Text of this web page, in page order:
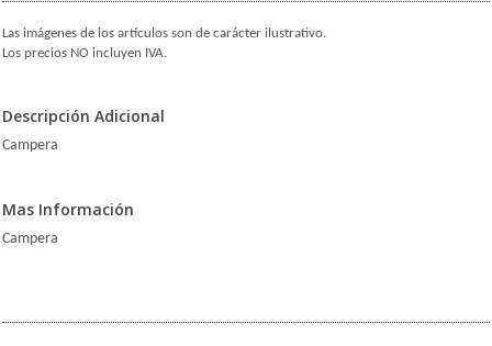
Las imágenes de los artículos son de carácter ilustrativo.
Los precios NO incluyen IVA.
Descripción Adicional
Campera
Mas Información
Campera